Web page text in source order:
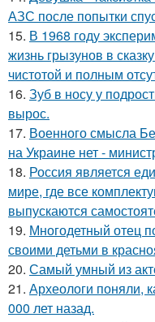
АЗС после попытки
15. В 1968 году
жизнь грызунов в
чистотой и полным
16. Зуб в носу у
вырос.
17. Военного смысла
на Украине нет -
18. Россия является
мире, где все
выпускаются
19. Многодетный отец
своими детьми в
20. Самый умный из
21. Археологи поняли,
000 лет назад.